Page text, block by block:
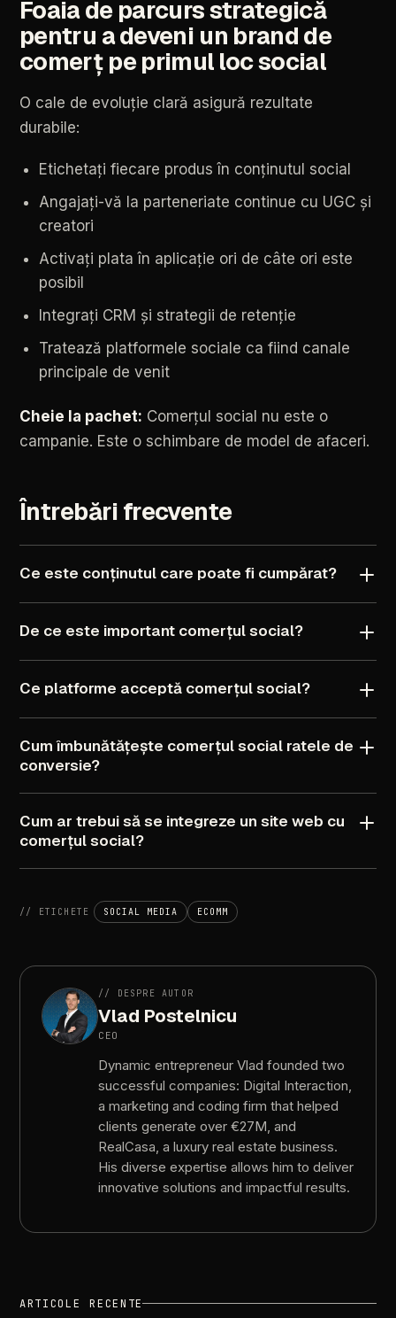
Foaiade parcursstrategică
pentru adeveni un brand de
comerț pe primul locsocial
O cale de evoluție clară asigură rezultate
durabile:
Etichetați fiecare produs în conținutul social
Angajați-vă la parteneriate continue cu UGC și
creatori
Activați plata în aplicație ori de câte ori este
posibil
Integrați CRM și strategii de retenție
Tratează platformele sociale ca fiind canale
principale de venit
Cheie la pachet: Comerțul social nu este o
campanie. Este o schimbare de model de afaceri.
Întrebări frecvente
Ce este conținutul care poate fi cumpărat?
De ce este important comerțulsocial?
Ce platforme acceptă comerțulsocial?
Cum îmbunătățește comerțulsocial ratele de
conversie?
Cum ar trebuisăse integreze un site web cu
comerțulsocial?
// ETICHETE SOCIAL MEDIA ECOMM
// DESPRE AUTOR
Vlad Postelnicu
CEO
Dynamic entrepreneur Vlad founded two
successful companies: Digital Interaction,
a marketing and coding firm that helped
clients generate over €27M, and
RealCasa, a luxury real estate business.
His diverse expertise allows him to deliver
innovative solutions and impactful results.
ARTICOLE RECENTE